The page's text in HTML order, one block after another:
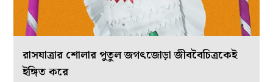
রাসযাত্রার শোলার পুতুল জগৎজোড়া জীববৈচিত্রকেই
ইঙ্গিত করে